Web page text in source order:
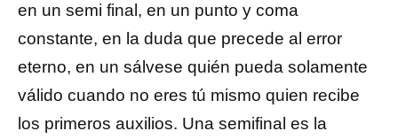
en un semi final, en un punto y coma
constante, en la duda que precede al error
eterno, en un sálvese quién pueda solamente
válido cuando no eres tú mismo quien recibe
los primeros auxilios. Una semifinal es la